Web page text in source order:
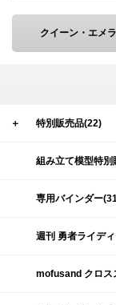
クイーン・エメ
＋ 特別販売品(22)
組み立て模型特別
専用バインダー
週刊 勇者ライデ
mofusand クロス